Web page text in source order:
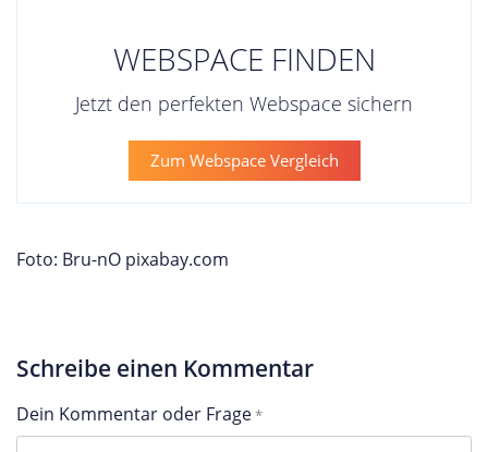
WEBSPACE FINDEN
Jetzt den perfekten Webspace sichern
Zum Webspace Vergleich
Foto: Bru-nO pixabay.com
Schreibe einen Kommentar
Dein Kommentar oder Frage